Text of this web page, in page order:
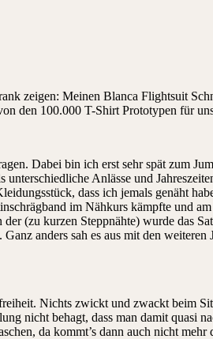
zeigen: Meinen Blanca Flightsuit
den 100.000 T-Shirt Prototypen für
Dabei bin ich erst sehr spät zum
Anlässe und
dass ich jemals genäht
im Nähkurs kämpfte und
(zu kurzen Steppnähte) wurde das
anders sah es aus mit den
Nichts zwickt und zwackt beim
nicht behagt, dass man damit quasi
da kommt’s dann auch nicht